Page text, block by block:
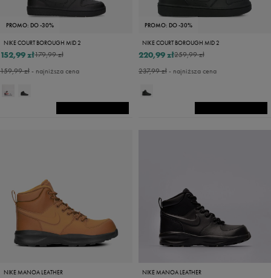
PROMO: DO -30%
NIKE COURT BOROUGH MID 2
179,99 zł
152,99 zł
159,99 zł- najniższa cena
PROMO: DO -30%
NIKE COURT BOROUGH MID 2
259,99 zł
220,99 zł
237,99 zł- najniższa cena
NIKE MANOA LEATHER NIKE MANOA LEATHER